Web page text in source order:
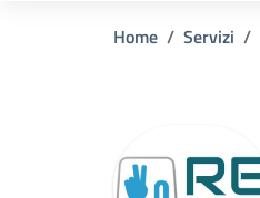
Home Servizi